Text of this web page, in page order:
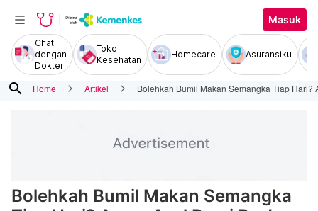
Masuk
Chat
dengan
Dokter
Toko
Kesehatan
Homecare Asuransiku
search Home Artikel Bolehkah Bumil Makan Semangka Tiap Hari?
Bolehkah Bumil Makan Semangka